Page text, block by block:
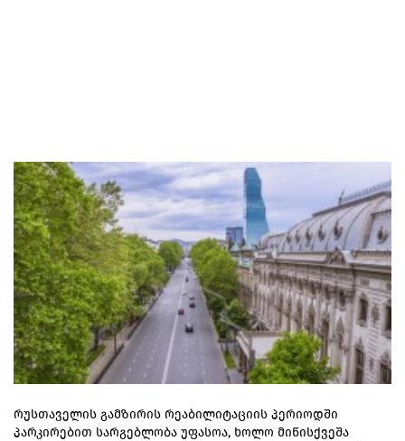
რუსთაველის გამზირის რეაბილიტაციის პერიოდში
პარკირებით სარგებლობა უფასოა, ხოლო მიწისქვეშა